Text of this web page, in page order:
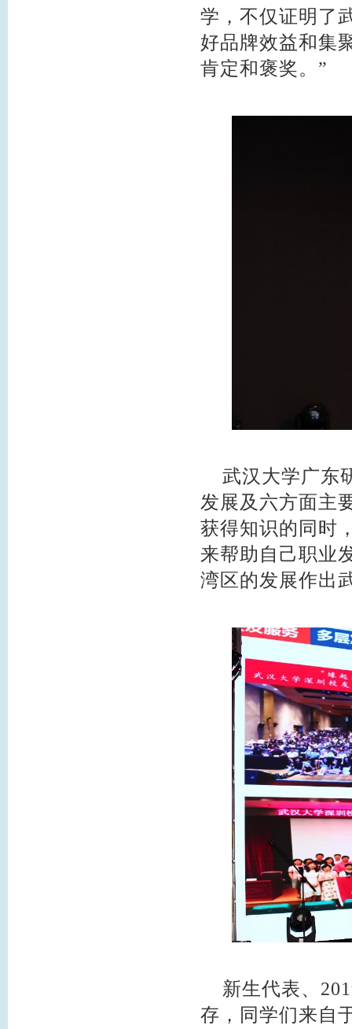
学，不仅证明了
好品牌效益和集
肯定和褒奖。”
武汉大学广东
发展及六方面主
获得知识的同时
来帮助自己职业
湾区的发展作出
新生代表、
存，同学们来自